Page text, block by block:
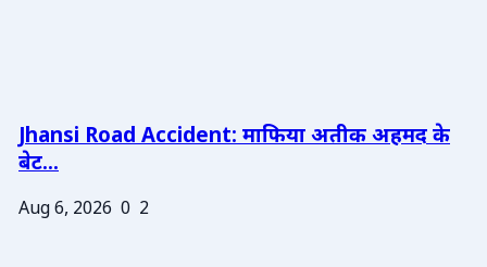
Jhansi Road Accident: माफिया अतीक अहमद के
बेट...
Aug 6, 2026 0 2